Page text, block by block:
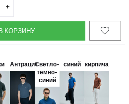
КОРЗИНУ
АнтрацитСветло-
темно-
синий
синий кирпича